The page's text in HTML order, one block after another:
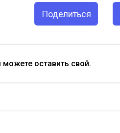
Поделиться
оставить свой.